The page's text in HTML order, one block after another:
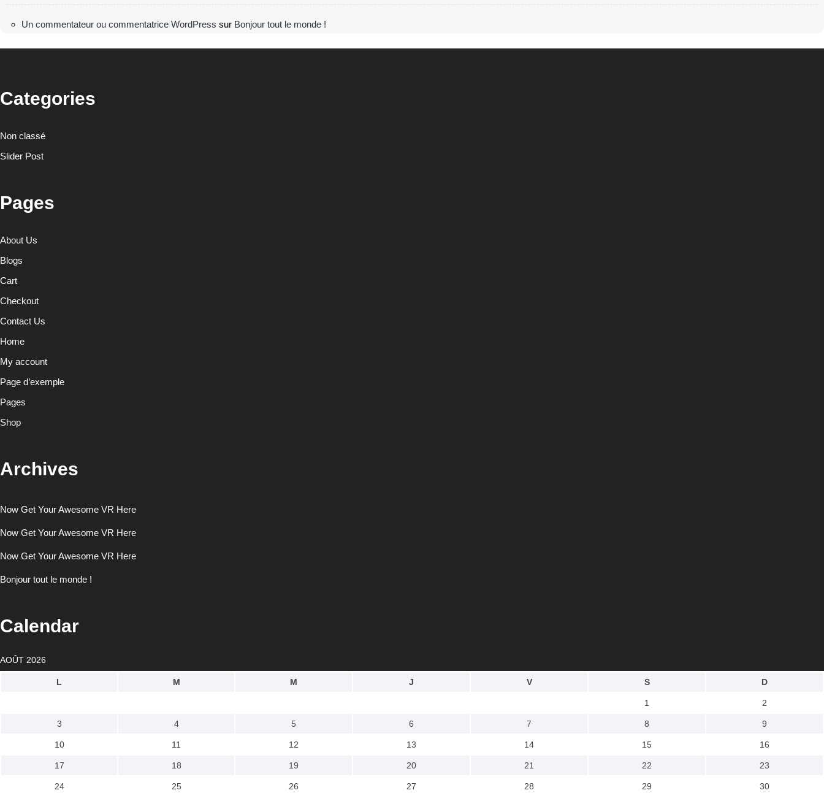
Un commentateur ou commentatrice WordPress sur Bonjour tout le monde !
Categories
Non classé
Slider Post
Pages
About Us
Blogs
Cart
Checkout
Contact Us
Home
My account
Page d’exemple
Pages
Shop
Archives
Now Get Your Awesome VR Here
Now Get Your Awesome VR Here
Now Get Your Awesome VR Here
Bonjour tout le monde !
Calendar
AOÛT 2026
L M M J V S D
1 2
3 4 5 6 7 8 9
10 11 12 13 14 15 16
17 18 19 20 21 22 23
24 25 26 27 28 29 30